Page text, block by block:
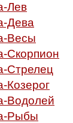
Лев
Дева
Весы
Скорпион
Стрелец
Водолей
Рыбы